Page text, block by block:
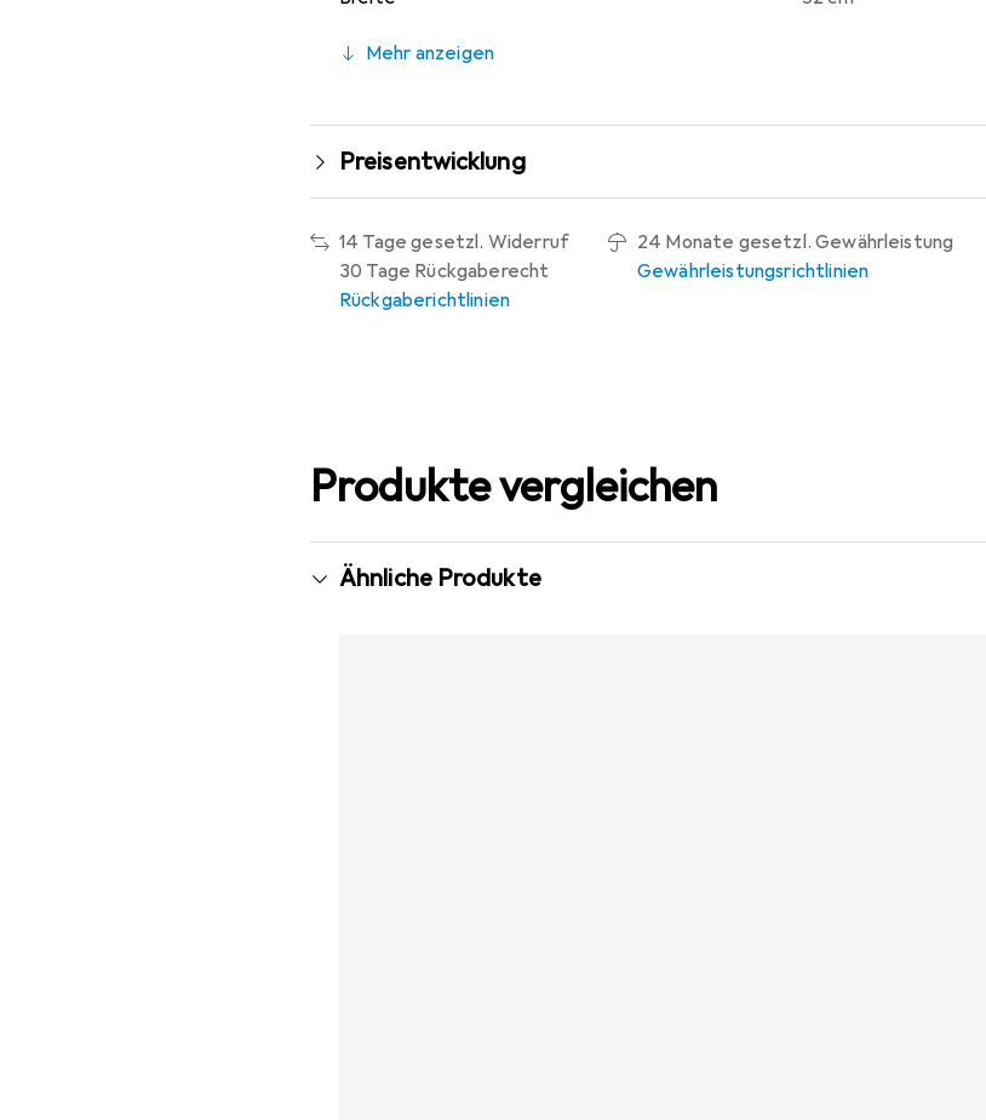
Mehr anzeigen
Preisentwicklung
14 Tage gesetzl. Widerruf
30 Tage Rückgaberecht
Rückgaberichtlinien
24 Monate gesetzl. Gewährleistung
Gewährleistungsrichtlinien
Produkte vergleichen
Ähnliche Produkte